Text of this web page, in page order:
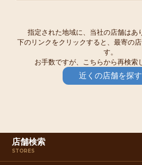
指定された地域に、当社の店舗はあ
下のリンクをクリックすると、最寄の
す。
お手数ですが、こちらから再検索
近くの店舗を探す
店舗検索
STORES